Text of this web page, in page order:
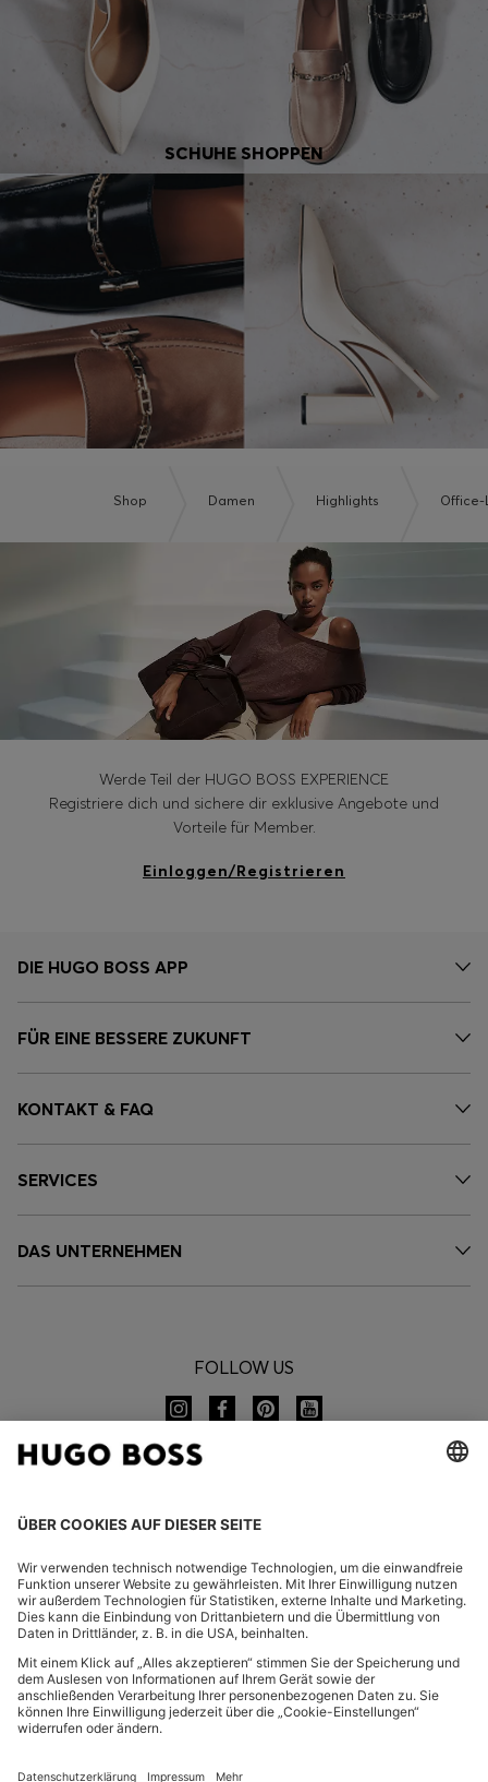
SCHUHE SHOPPEN
Shop Damen Highlights Office-
Werde Teil der HUGO BOSS EXPERIENCE
Registriere dich und sichere dir exklusive Angebote und
Vorteile für Member.
Einloggen/Registrieren
DIE HUGO BOSS APP
FÜR EINE BESSERE ZUKUNFT
KONTAKT & FAQ
SERVICES
DAS UNTERNEHMEN
FOLLOW US
CHANGE COUNTRY:
FAQ ImpressumDatenschutzBarrierefreiheitserklärung
Datenschutz HUGO BOSS EXPERIENCE
Datenschutz HUGO BOSS Newsletter